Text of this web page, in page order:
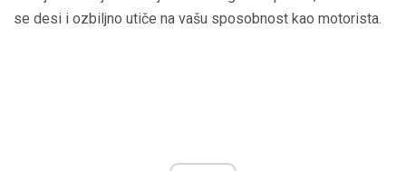
se desi i ozbiljno utiče na vašu sposobnost kao motorista.